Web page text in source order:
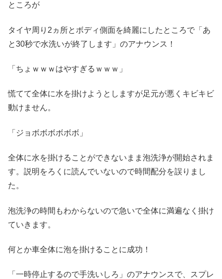
ところが
タイヤ周り2ヵ所とボディ側面を綺麗にしたところで「あ
と30秒で水洗いが終了します」のアナウンス！
「ちょｗｗｗはやすぎるｗｗｗ」
慌てて全体に水を掛けようとしますが足元が悪くキビキビ
動けません。
「ジョボボボボボボ」
全体に水を掛けることができないまま泡洗浄が開始されま
す。説明をろくに読んでいないので時間配分を誤りまし
た。
泡洗浄の時間もわからないので急いで全体に満遍なく掛け
ていきます。
何とか車全体に泡を掛けることに成功！
「一時停止するので手洗いしろ」のアナウンスで、スプレ